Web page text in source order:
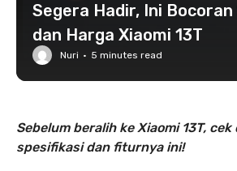
Segera Hadir, Ini
dan Harga Xiaomi 13T
Nuri · 5 minutes read
Sebelum beralih ke Xiaomi 13T,
spesifikasi dan fiturnya ini!